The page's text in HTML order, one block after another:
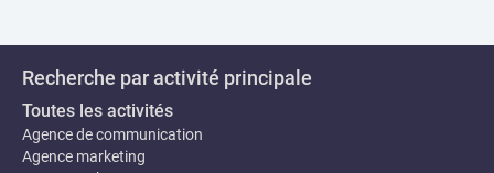
Recherche par activité principale
Toutes les activités
Agence de communication
Agence marketing